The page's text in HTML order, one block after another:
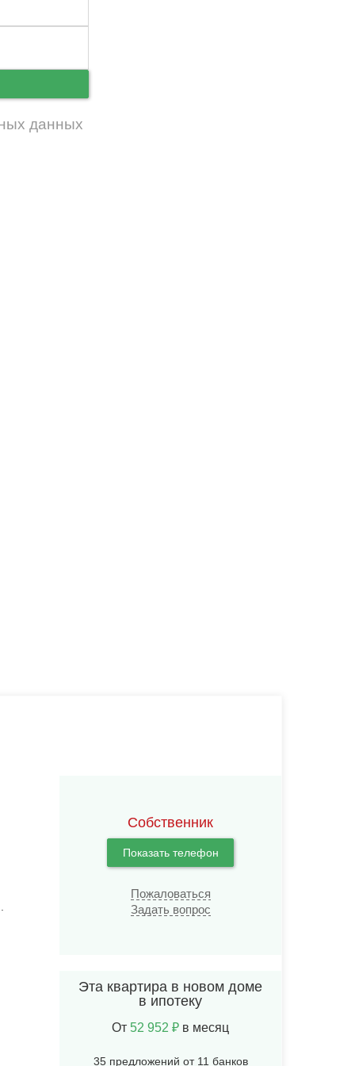
Собственник
Показать телефон
Пожаловаться
Задать вопрос
Эта квартира в новом доме
в ипотеку
От 52 952 ₽ в месяц
35 предложений от 11 банков
данных